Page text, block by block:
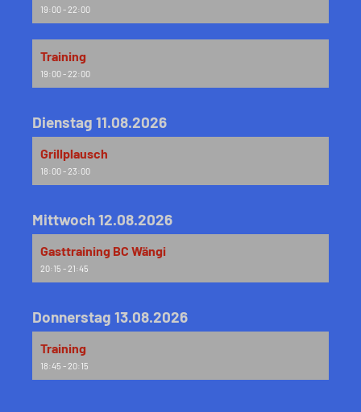
19:00 - 22:00
Training
19:00 - 22:00
Dienstag 11.08.2026
Grillplausch
18:00 - 23:00
Mittwoch 12.08.2026
Gasttraining BC Wängi
20:15 - 21:45
Donnerstag 13.08.2026
Training
18:45 - 20:15